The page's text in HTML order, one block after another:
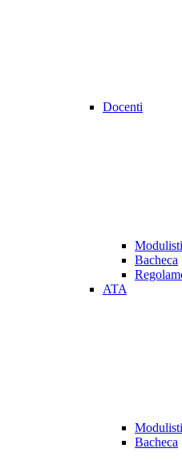
Docenti
Bacheca
ATA
Bacheca